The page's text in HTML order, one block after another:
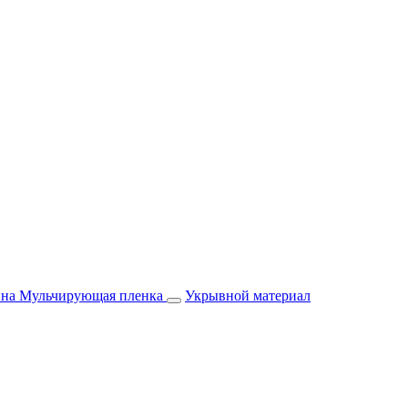
Мульчирующая пленка
Укрывной материал